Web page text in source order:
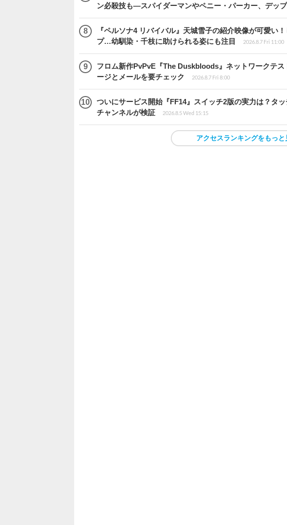
ン必殺技も―スパイダーマンやペニー・パーカー、デッ
『ペルソナ4 リバイバル』天城雪子の紹介映像が可愛い
プ…幼馴染・千枝に助けられる姿にも注目
2026.8.7 Fri 11:00
フロム新作PvPvE『The Duskbloods』ネットワークテ
ージとメールを要チェック
2026.8.7 Fri 8:00
ついにサービス開始『FF14』スイッチ2版の実力は？タ
チャンネルが検証
2026.8.5 Wed 15:15
アクセスランキングをもっと